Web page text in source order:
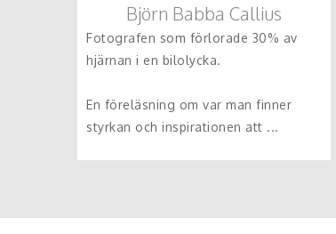
Björn Babba Callius
Fotografen som förlorade 30% av
hjärnan i en bilolycka.
En föreläsning om var man finner
styrkan och inspirationen att ...